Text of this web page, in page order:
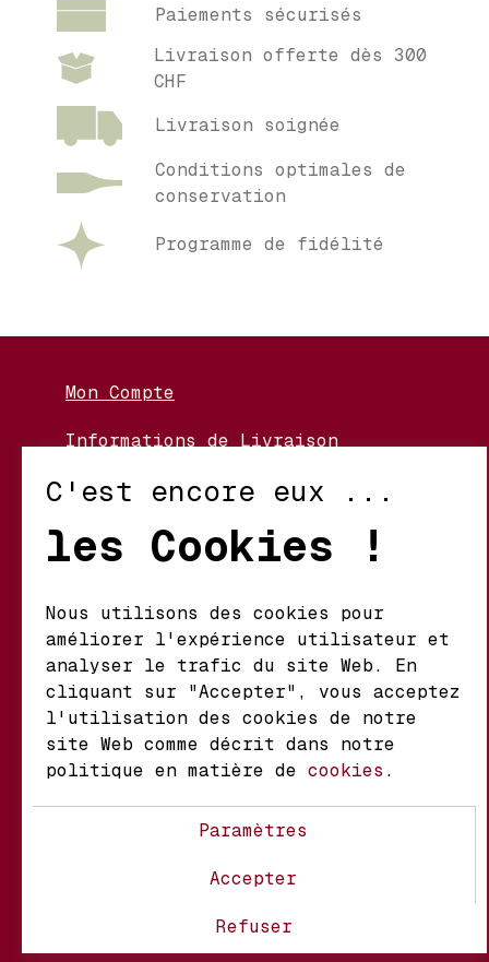
Paiements sécurisés
Livraison offerte dès 300
CHF
Livraison soignée
Conditions optimales de
conservation
Programme de fidélité
Mon Compte
Informations de Livraison
Conditions d’Utilisation
Mathieu S.A. Vins fins
d'origine
Chemin du Coteau 29 A
1123 Aclens Suisse
@MATHIEUVINS
Contact FAQ
C'est encore eux ...
les Cookies !
Nous utilisons des cookies pour
améliorer l'expérience utilisateur et
analyser le trafic du site Web. En
cliquant sur "Accepter", vous acceptez
l'utilisation des cookies de notre
site Web comme décrit dans notre
politique en matière de cookies .
Paramètres
Accepter
Refuser